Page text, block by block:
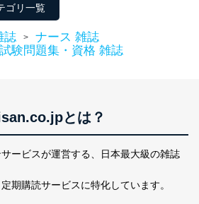
対象個人情報の利用目的は次のとお
利用目的
のため
個人が特定できない形で取得した
閲覧履歴や購買履歴等の情報を分
析して、趣味・嗜好に
広告のため
ゴリ一覧
誌 >
ナース 雑誌
試験問題集・資格 雑誌
とは？
ービスが運営する、
日本最大級の雑誌
定期購読サービスに特化しています。